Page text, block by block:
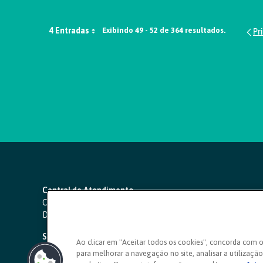
4 Entradas Exibindo 49 - 52 de 364 resultados.
Central de Atendimento
Capitais e regiões metropolitanas:
Demais localidades:
SAC 24 horas
Ouvidoria
Ao clicar em "Aceitar todos os cookies", concorda com
para melhorar a navegação no site, analisar a